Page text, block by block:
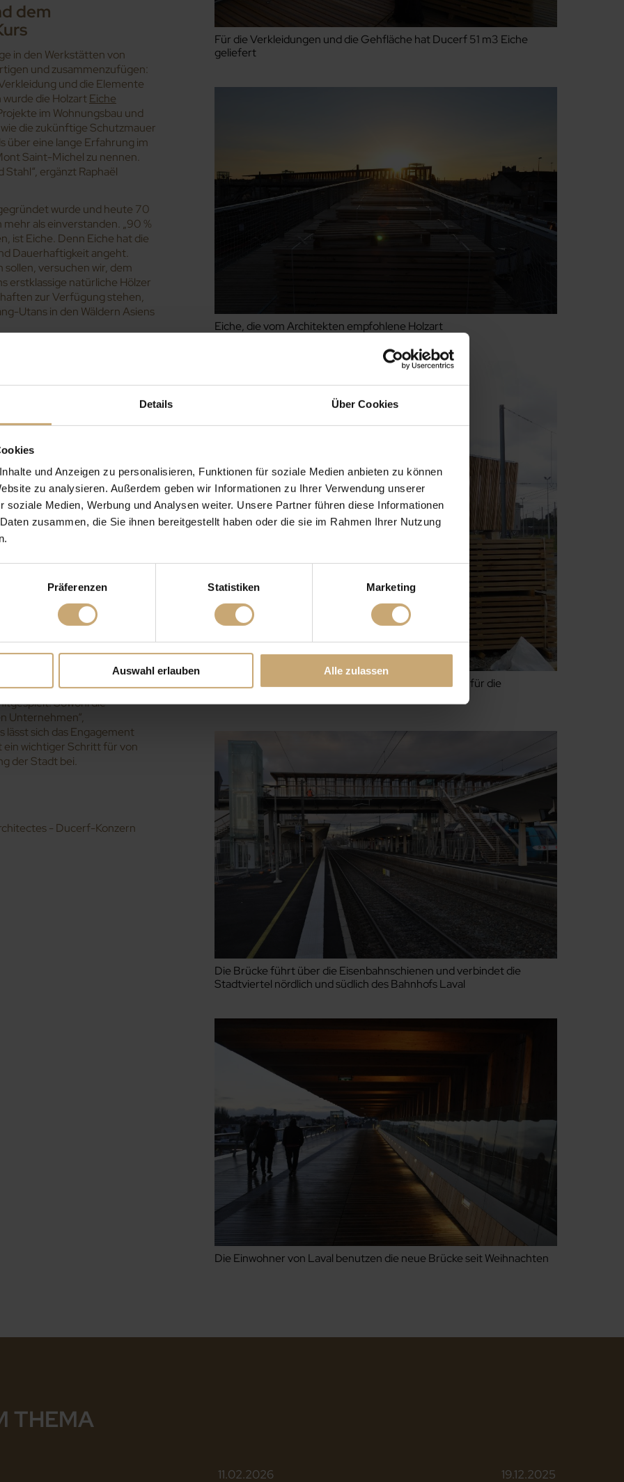
Details Über Cookies
und Anzeigen zu personalisieren, Funktionen für soziale Medien anbieten zu können
zu analysieren. Außerdem geben wir Informationen zu Ihrer Verwendung unserer
soziale Medien, Werbung und Analysen weiter. Unsere Partner führen diese Informationen
zusammen, die Sie ihnen bereitgestellt haben oder die sie im Rahmen Ihrer Nutzung
Präferenzen Statistiken Marketing
Auswahl erlauben Alle zulassen
dem
in den Werkstätten von
und zusammenzufügen:
und die Elemente
die HolzartEiche
im Wohnungsbau und
die zukünftige Schutzmauer
über eine lange Erfahrung im
Saint-Michel zu nennen.
ergänzt Raphaël
wurde und heute 70
als einverstanden. „90 %
ist Eiche. Denn Eiche hat die
Dauerhaftigkeit angeht.
versuchen wir, dem
erstklassige natürliche Hölzer
zur Verfügung stehen,
Utans in den Wäldern Asiens
Begleitung von
hat sich Limeul also
aus dem Côtéparc®- und
(Bekleidung des
an das
geschätzt, bei Ducerf
Chastagnier und Julien
Kontakte an meiner
verfügen. Bei
Vorgaben und
beiden Techniker waren
ging, bei Korrekturen in
technische Frage
Phase der
die Stahlkonstruktion in vier
Wochen gedauert, bis
die
hatten. Ein Teil der
ausgeführt. „Zum Schluss
Sowohl die
Unternehmen“,
lässt sich das Engagement
ein wichtiger Schritt für von
der Stadt bei.
- Ducerf-Konzern
Für die Verkleidungen und die Gehfläche hat Ducerf 51 m3 Eiche
geliefert
Eiche, die vom Architekten empfohlene Holzart
Produkte aus dem Côtéparc®-Sortiment von Ducerf für die
Die Brücke führt über die Eisenbahnschienen und verbindet die
Stadtviertel nördlich und südlich des Bahnhofs Laval
Die Einwohner von Laval benutzen die neue Brücke seit Weihnachten
THEMA
11.02.2026 19.12.2025